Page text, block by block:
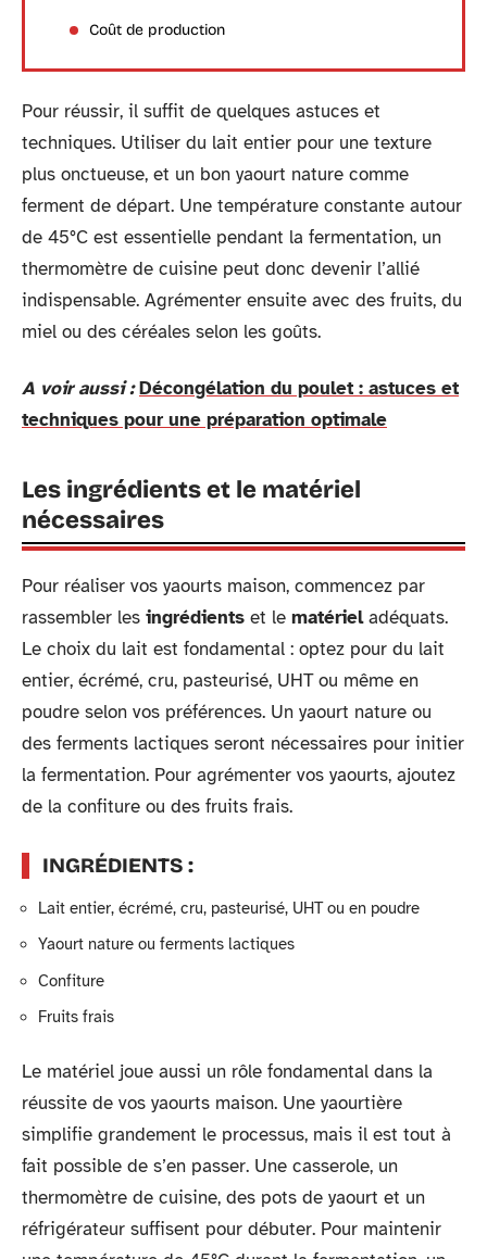
Coût de production
Pour réussir, il suffit de quelques astuces et
techniques. Utiliser du lait entier pour une texture
plus onctueuse, et un bon yaourt nature comme
ferment de départ. Une température constante autour
de 45°C est essentielle pendant la fermentation, un
thermomètre de cuisine peut donc devenir l’allié
indispensable. Agrémenter ensuite avec des fruits, du
miel ou des céréales selon les goûts.
A voir aussi : Décongélation du poulet : astuces et
techniques pour une préparation optimale
Les ingrédients et le matériel
nécessaires
Pour réaliser vos yaourts maison, commencez par
rassembler les ingrédients et le matérieladéquats.
Le choix du lait est fondamental : optez pour du lait
entier, écrémé, cru, pasteurisé, UHT ou même en
poudre selon vos préférences. Un yaourt nature ou
des ferments lactiques seront nécessaires pour initier
la fermentation. Pour agrémenter vos yaourts, ajoutez
de la confiture ou des fruits frais.
INGRÉDIENTS :
Lait entier, écrémé, cru, pasteurisé, UHT ou en poudre
Yaourt nature ou ferments lactiques
Confiture
Fruits frais
Le matériel joue aussi un rôle fondamental dans la
réussite de vos yaourts maison. Une yaourtière
simplifie grandement le processus, mais il est tout à
fait possible de s’en passer. Une casserole, un
thermomètre de cuisine, des pots de yaourt et un
réfrigérateur suffisent pour débuter. Pour maintenir